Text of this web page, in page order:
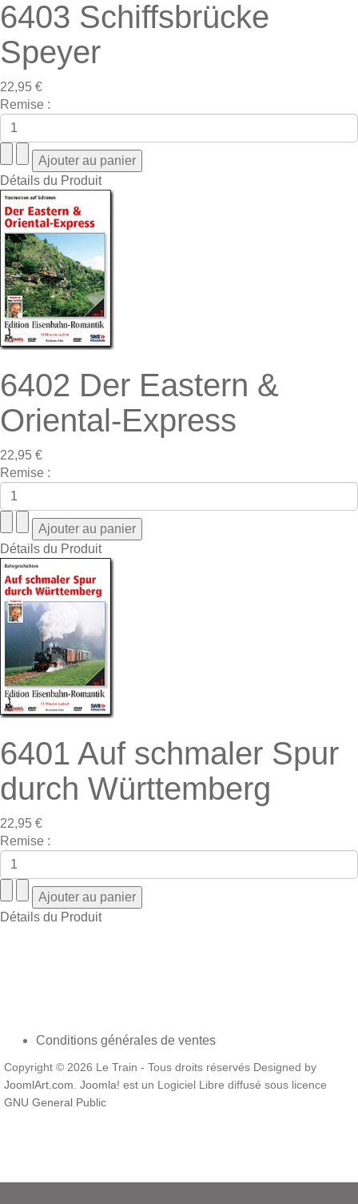
6403 Schiffsbrücke
Speyer
22,95 €
Remise :
Détails du Produit
6402 Der Eastern &
Oriental-Express
22,95 €
Remise :
Détails du Produit
6401 Auf schmaler Spur
durch Württemberg
22,95 €
Remise :
Détails du Produit
Conditions générales de ventes
Copyright © 2026 Le Train - Tous droits réservés Designed by
JoomlArt.com. Joomla! est un Logiciel Libre diffusé sous licence
GNU General Public